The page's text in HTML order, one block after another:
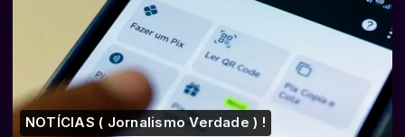
NOTÍCIAS ( Jornalismo Verdade ) !